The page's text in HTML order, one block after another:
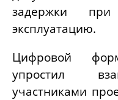
задержки
эксплуатацию.
Цифровой
упростил
участниками